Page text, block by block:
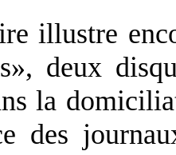
illustre
deux
la
des